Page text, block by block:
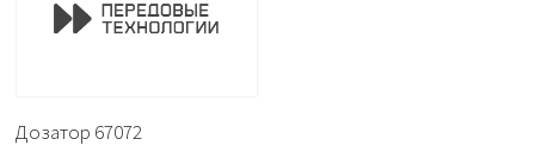
Дозатор 67072